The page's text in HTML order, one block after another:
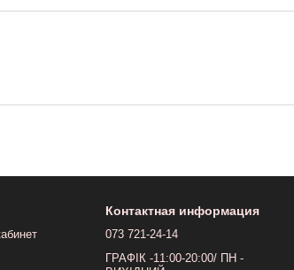
Контактная информация
073 721-24-14
ГРАФІК -11:00-20:00/ ПН -